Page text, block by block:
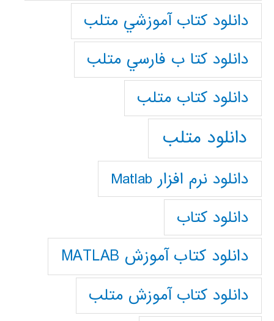
دانلود كتاب آموزشي متلب
دانلود كتا ب فارسي متلب
دانلود كتاب متلب
دانلود متلب
دانلود نرم افزار Matlab
دانلود کتاب
دانلود کتاب آموزش MATLAB
دانلود کتاب آموزش متلب